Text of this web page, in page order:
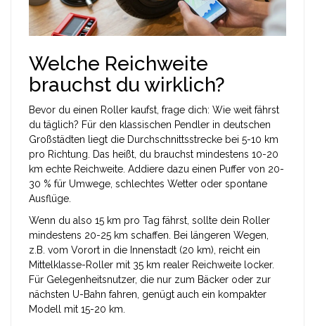
Welche Reichweite
brauchst du wirklich?
Bevor du einen Roller kaufst, frage dich: Wie weit fährst
du täglich? Für den klassischen Pendler in deutschen
Großstädten liegt die Durchschnittsstrecke bei 5-10 km
pro Richtung. Das heißt, du brauchst mindestens 10-20
km echte Reichweite. Addiere dazu einen Puffer von 20-
30 % für Umwege, schlechtes Wetter oder spontane
Ausflüge.
Wenn du also 15 km pro Tag fährst, sollte dein Roller
mindestens 20-25 km schaffen. Bei längeren Wegen,
z.B. vom Vorort in die Innenstadt (20 km), reicht ein
Mittelklasse-Roller mit 35 km realer Reichweite locker.
Für Gelegenheitsnutzer, die nur zum Bäcker oder zur
nächsten U-Bahn fahren, genügt auch ein kompakter
Modell mit 15-20 km.